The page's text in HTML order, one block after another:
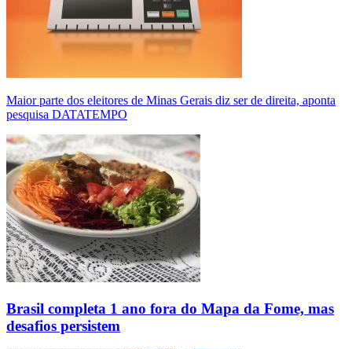
Maior parte dos eleitores de Minas Gerais diz ser de direita, aponta
pesquisa DATATEMPO
Brasil completa 1 ano fora do Mapa da Fome, mas
desafios persistem